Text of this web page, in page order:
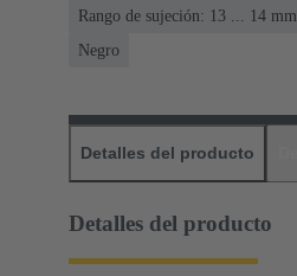
Rango de sujeción: 13 ... 14 mm
Negro
Detalles del producto
Detalles del producto